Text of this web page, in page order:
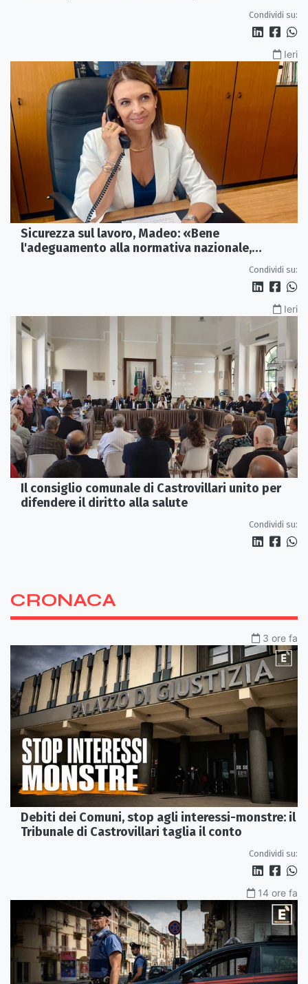
Condividi su:
Ieri
Sicurezza sul lavoro, Madeo: «Bene
l'adeguamento alla normativa nazionale,
Condividi su:
Ieri
Il consiglio comunale di Castrovillari unito per
difendere il diritto alla salute
Condividi su:
CRONACA
3 ore fa
Debiti dei Comuni, stop agli interessi-monstre: il
Tribunale di Castrovillari taglia il conto
Condividi su:
14 ore fa